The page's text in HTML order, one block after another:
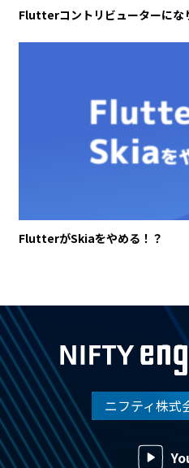
Flutterコントリビューターにな
FlutterがSkiaをやめる！？
ニフティ株式